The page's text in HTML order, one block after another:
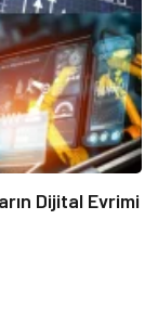
Dijital Evrimi